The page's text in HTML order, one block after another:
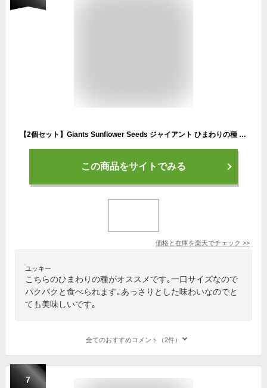
【2個セット】Giants Sunflower Seeds ジャイアント ひまわりの種 フレッシュクラッカーペッパー ケトルロースト味 142g Fresh Pepper Kettle Roast 5oz
この商品をサイトでみる
価格と在庫を楽天でチェック >>
ユッキー
こちらのひまわりの種がオススメです｡一口サイズなので
パクパクと食べられます｡あっさりとした味わいなのでと
ても美味しいです｡
全てのおすすめコメント（2件）
7